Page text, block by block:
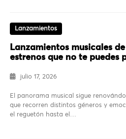
Lanzamientos
Lanzamientos musicales
estrenos que no te puedes
julio 17, 2026
El panorama musical sigue
que recorren distintos géneros y
el reguetón hasta el…